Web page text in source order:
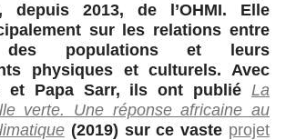
depuis 2013, de l’OHMI. Elle
sur les relations entre
populations et leurs
physiques et culturels. Avec
et Papa Sarr, ils ont publié La
verte. Une réponse africaine au
(2019) sur ce vaste projet